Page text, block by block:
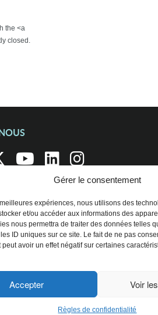
Gérer le consentement
expériences, nous utilisons des
et/ou accéder aux informations des
nous permettra de traiter des données telles
ID uniques sur ce site. Le fait de ne pas
avoir un effet négatif sur certaines
Accepter Voir
Règles de confidentialité
the <a
closed.
ENTREPRISES ET ORGANISATIONS